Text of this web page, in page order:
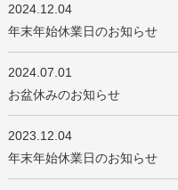
2024.12.04
年末年始休業日のお知らせ
2024.07.01
お盆休みのお知らせ
2023.12.04
年末年始休業日のお知らせ